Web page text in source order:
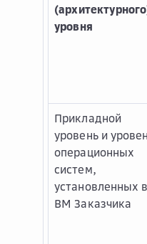
уровня
Прикладной
уровень и
операционных
систем,
установленных в
ВМ Заказчика